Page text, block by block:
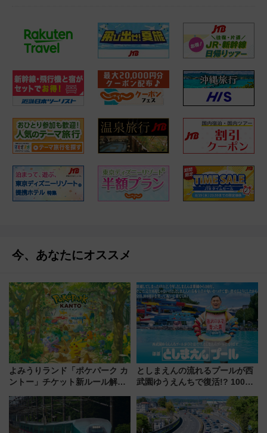
今、あなたにオススメ
よみうりランド「ポケパーク カ
ントー」チケット新ルール解
本人確認が11月スタート
としまえんの流れるプールが西
武園ゆうえんちで復活!? 100周
イダー」に注目 2026年夏は所
沢へ遊びに行こう